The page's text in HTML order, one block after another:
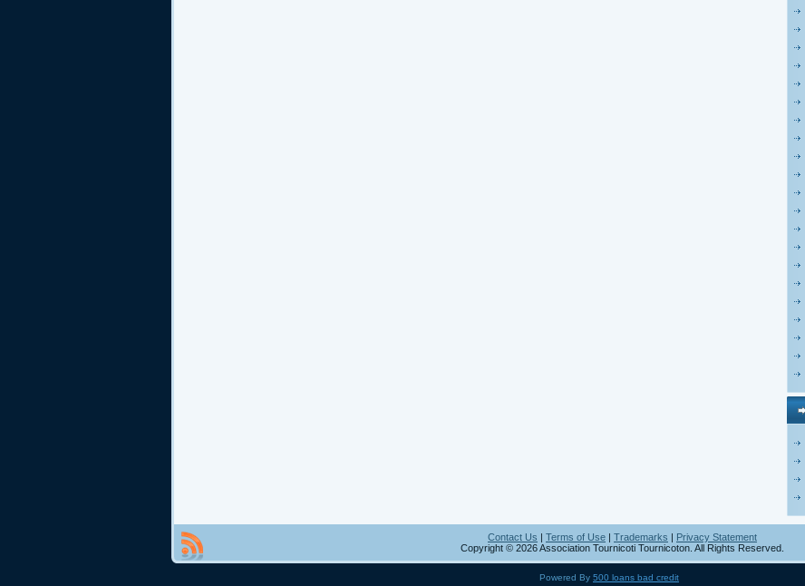
Contact Us | Terms of Use | Trademarks | Privacy Statement
Copyright © 2026 Association Tournicoti Tournicoton. All Rights Reserved.
Powered By 500 loans bad credit